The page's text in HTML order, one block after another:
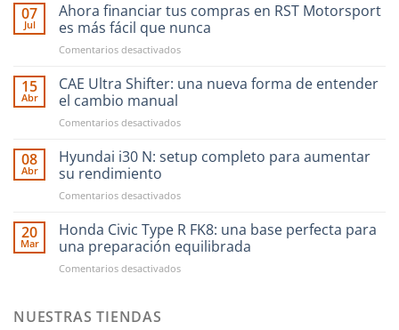
07
Jul
Ahora financiar tus compras en RST Motorsport
es más fácil que nunca
Comentarios desactivadosen
financiar
en
Motorsport
fácil
nunca
15
Abr
CAE Ultra Shifter: una nueva forma de entender
el cambio manual
Comentarios desactivadosen
Ultra
Shifter:
nueva
de
entender
cambio
08
Abr
Hyundai i30 N: setup completo para aumentar
su rendimiento
Comentarios desactivadosen
i30
setup
completo
20
Mar
Honda Civic Type R FK8: una base perfecta para
una preparación equilibrada
Comentarios desactivadosen
NUESTRAS TIENDAS